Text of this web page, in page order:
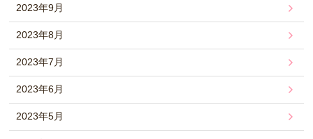
2023年9月
2023年8月
2023年7月
2023年6月
2023年5月